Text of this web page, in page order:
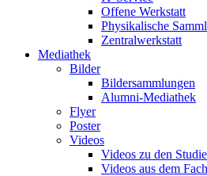
Offene Werkstatt
Physikalische
Zentralwerkstatt
Mediathek
Bilder
Bildersammlungen
Alumni-Mediathek
Flyer
Poster
Videos
Videos zu den
Videos aus dem